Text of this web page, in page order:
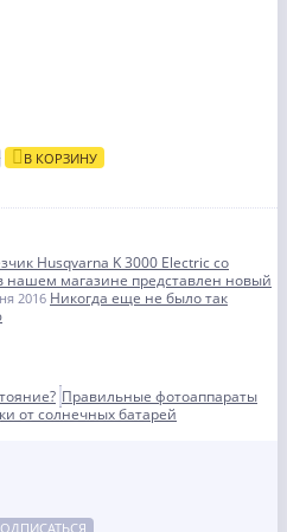
В КОРЗИНУ
Husqvarna K 3000 Electric со
нашем магазине представлен новый
2016 Никогда еще не было так
Правильные фотоаппараты
от солнечных батарей